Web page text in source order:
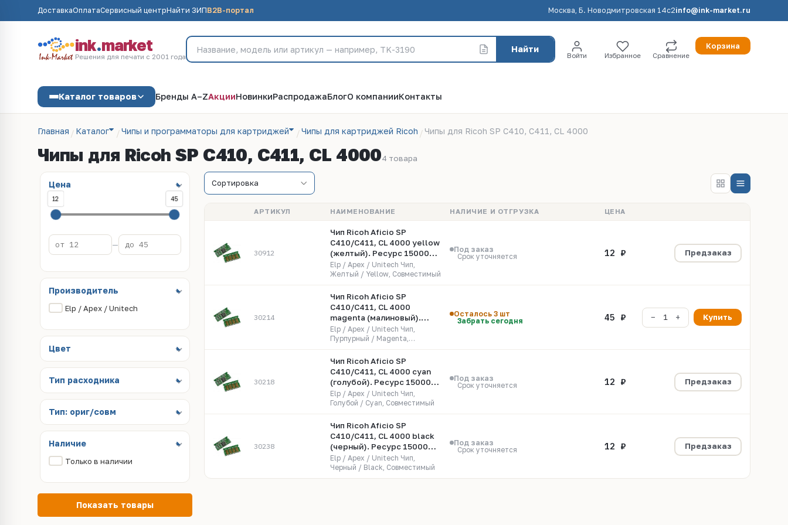
ДоставкаОплатаСервисный центрНайти ЗИПB2B-портал Москва, Б. Новодмитровская 14с2info@ink-market.ru
ink.market
Решения для печати с 2001 года
Найти
Войти Избранное Сравнение
Корзина
Каталог товаров Бренды A–ZАкцииНовинкиРаспродажаБлогО компанииКонтакты
Главная Каталог Чипы и программаторы для картриджей Чипы для картриджей Ricoh Чипы для Ricoh SP C410, C411, CL 4000
Чипы для Ricoh SP C410, C411, CL 40004 товара
Цена
12 45
—
Производитель
Elp / Apex / Unitech
Цвет
Тип расходника
Тип: ориг/совм
Наличие
Только в наличии
Показать товары
АРТИКУЛ НАИМЕНОВАНИЕ НАЛИЧИЕ И ОТГРУЗКА ЦЕНА
30912
Чип Ricoh Aficio SP
C410/C411, CL 4000 yellow
(желтый). Ресурс 15000
страниц (888309)
Elp / Apex / Unitech Чип,
Желтый / Yellow, Совместимый
Под заказ
Срок уточняется
12 ₽ Предзаказ
30214
Чип Ricoh Aficio SP
C410/C411, CL 4000
magenta (малиновый).
Ресурс 15000 страниц
(888310)
Elp / Apex / Unitech Чип,
Пурпурный / Magenta,
Осталось 3 шт
Забрать сегодня
45 ₽ Купить
30218
Чип Ricoh Aficio SP
C410/C411, CL 4000 cyan
(голубой). Ресурс 15000
страниц (888311)
Elp / Apex / Unitech Чип,
Голубой / Cyan, Совместимый
Под заказ
Срок уточняется
12 ₽ Предзаказ
30238
Чип Ricoh Aficio SP
C410/C411, CL 4000 black
(черный). Ресурс 15000
страниц (888308)
Elp / Apex / Unitech Чип,
Черный / Black, Совместимый
Под заказ
Срок уточняется
12 ₽ Предзаказ